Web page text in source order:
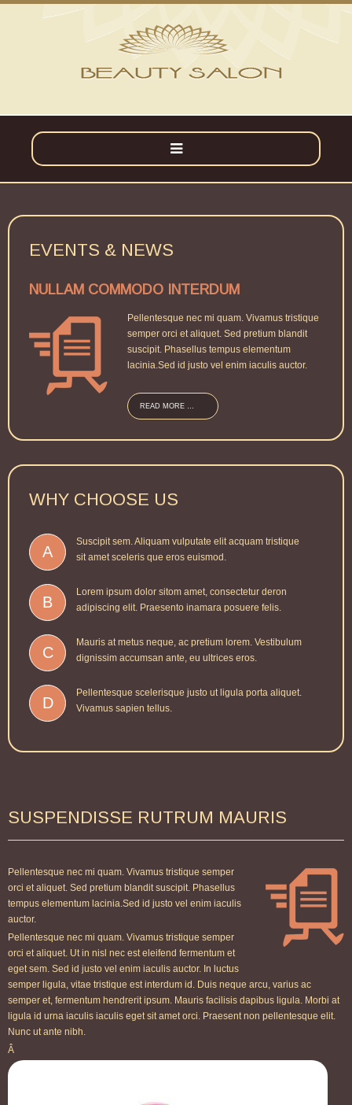
blog
careers
contact us
EVENTS & NEWS
NULLAM COMMODO INTERDUM
Pellentesque nec mi quam. Vivamus tristique
semper orci et aliquet. Sed pretium blandit
suscipit. Phasellus tempus elementum
lacinia.Sed id justo vel enim iaculis auctor.
READ MORE …
WHY CHOOSE US
A
Suscipit sem. Aliquam vulputate elit acquam tristique
sit amet sceleris que eros euismod.
B
Lorem ipsum dolor sitom amet, consectetur deron
adipiscing elit. Praesento inamara posuere felis.
C
Mauris at metus neque, ac pretium lorem. Vestibulum
dignissim accumsan ante, eu ultrices eros.
D
Pellentesque scelerisque justo ut ligula porta aliquet.
Vivamus sapien tellus.
SUSPENDISSE RUTRUM MAURIS
Pellentesque nec mi quam. Vivamus tristique semper
orci et aliquet. Sed pretium blandit suscipit. Phasellus
tempus elementum lacinia.Sed id justo vel enim iaculis
auctor.
Pellentesque nec mi quam. Vivamus tristique semper
orci et aliquet. Ut in nisl nec est eleifend fermentum et
eget sem. Sed id justo vel enim iaculis auctor. In luctus
semper ligula, vitae tristique est interdum id. Duis neque arcu, varius ac
semper et, fermentum hendrerit ipsum. Mauris facilisis dapibus ligula. Morbi at
ligula id urna iaculis iaculis eget sit amet orci. Praesent non pellentesque elit.
Nunc ut ante nibh.
Â